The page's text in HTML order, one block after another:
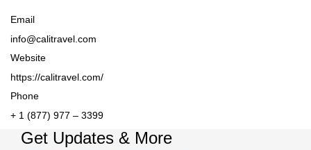
Email
info@calitravel.com
Website
https://calitravel.com/
Phone
+ 1 (877) 977 – 3399
Get Updates & More